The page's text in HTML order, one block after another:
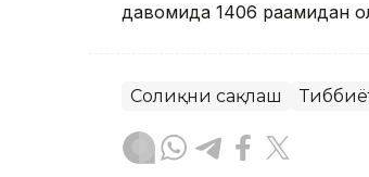
давомида 1406 рақамидан
Соғлиқни сақлаш